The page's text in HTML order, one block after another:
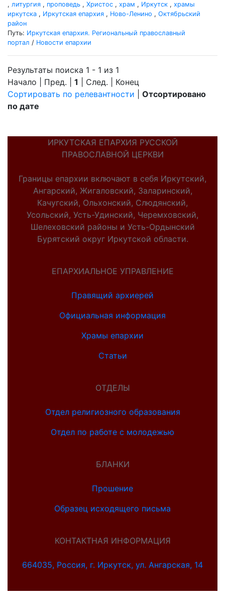
, литургия , проповедь , Христос , храм , Иркутск , храмы
иркутска , Иркутская епархия , Ново-Ленино , Октябрьский
район
Путь: Иркутская епархия. Региональный православный
портал / Новости епархии
Результаты поиска 1 - 1 из 1
Начало | Пред. | 1 | След. | Конец
Сортировать по релевантности
Отсортировано
по дате
ИРКУТСКАЯ ЕПАРХИЯ РУССКОЙ
ПРАВОСЛАВНОЙ ЦЕРКВИ
Границы епархии включают в себя Иркутский,
Ангарский, Жигаловский, Заларинский,
Качугский, Ольхонский, Слюдянский,
Усольский, Усть-Удинский, Черемховский,
Шелеховский районы и Усть-Ордынский
Бурятский округ Иркутской области.
ЕПАРХИАЛЬНОЕ УПРАВЛЕНИЕ
Правящий архиерей
Официальная информация
Храмы епархии
Статьи
ОТДЕЛЫ
Отдел религиозного образования
Отдел по работе с молодежью
БЛАНКИ
Прошение
Образец исходящего письма
КОНТАКТНАЯ ИНФОРМАЦИЯ
664035, Россия, г. Иркутск, ул. Ангарская, 14